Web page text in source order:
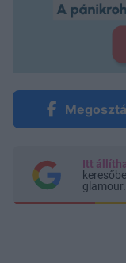
Itt